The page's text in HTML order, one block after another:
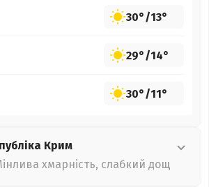
30°/13°
29°/14°
30°/11°
Крим
хмарність, слабкий дощ